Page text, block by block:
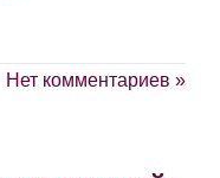
Нет комментариев »